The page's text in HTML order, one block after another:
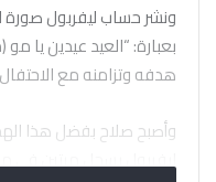
ونشر حساب ليفربول صورة
بعبارة: “العيد عيدين يا
هدفه وتزامنه مع
وأصبح صلاح بفضل هذا
ليفربول يسجل مرتين في